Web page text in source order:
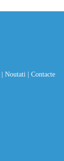
| Noutati | Contacte